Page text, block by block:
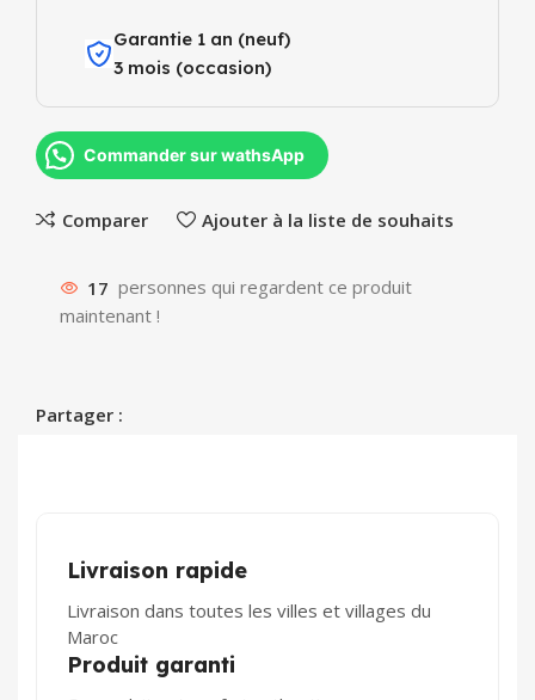
Garantie 1 an (neuf)
3 mois (occasion)
Commander sur wathsApp
Comparer Ajouter à la liste de souhaits
17 personnes qui regardent ce produit
maintenant !
Partager :
Livraison rapide
Livraison dans toutes les villes et villages du
Maroc
Produit garanti